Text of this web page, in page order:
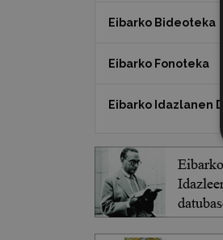
Eibarko Bideoteka
Eibarko Fonoteka
Eibarko Idazlanen